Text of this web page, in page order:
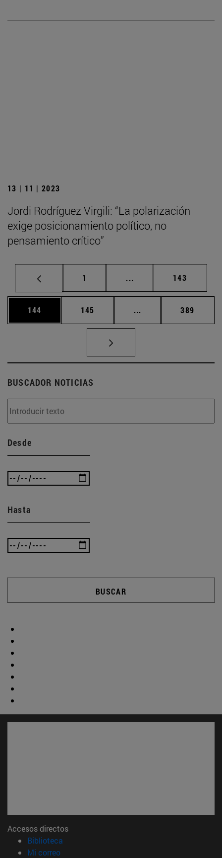
13 | 11 | 2023
Jordi Rodríguez Virgili: “La polarización
exige posicionamiento político, no
pensamiento crítico”
Página
1 ... Páginas intermedias
Página
143
Página
144 Página
145 ... Páginas intermedias
Página
389
BUSCADOR NOTICIAS
Desde
Hasta
BUSCAR
Accesos directos
Biblioteca
Mi correo(abre en nueva ventana)